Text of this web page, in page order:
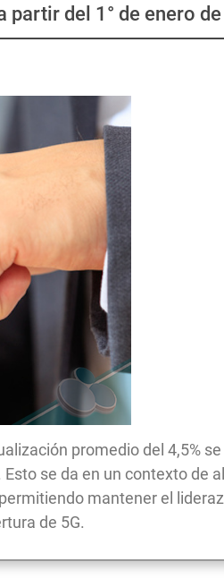
partir del 1° de enero
promedio del 4,5% se
se da en un contexto de
mantener el
de 5G.